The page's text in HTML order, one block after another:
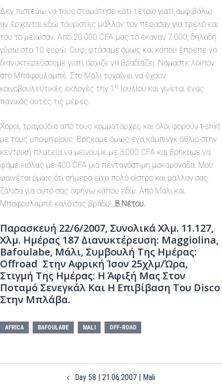
Δεν πιστεύω να τους σταμάτησε κάτι τέτοιο γιατί αμφιβάλω
αν έρχονται εδώ τουρίστες μάλλον τον πέρασαν για τρελό και
του το μείωσαν. Από 20.000 CFA μας το έκαναν 7.000, δηλαδή
γύρω στα 10 ευρώ. Ουφ, φτάσαμε όμως και κάπου έπρεπε να
διανυκτερεύσουμε γιατί άρχιζε να βραδιάζει. Νάμαστε λοιπόν
στο Μπάφουλαμπέ. Στο Μάλι τυχαίνει να έχουν
κοινοβουλευτικές εκλογές την 1 η Ιουλίου και γίνεται ένας
πανικός αυτές τις μέρες.
Χοροί, τραγούδια από τους κομματάρχες και όλοι φορούν t-shirt
με τους υποψηφίους. Βρήκαμε όμως ένα κάμπινγκ άθλιο στην
κεντρική πλατεία να μείνουμε με 3.000 CFA και βρήκαμε να
φάμε κιόλας με 400 CFA μια πεντανόστιμη μακαρονάδα. Μου
φαινέται όμως ότι σήμερα είχα πολύ οίστρο και μάλλον σας
ζάλισα για αυτό σας αφήνω κάπου εδώ. Από Μάλι και
Μπαφουλαμπέ καλό σας βράδυ!_ Β.Νέτου.
Παρασκευή 22/6/2007, Συνολικά Χλμ. 11.127,
Χλμ. Ημέρας 187 Διανυκτέρευση: Maggiolina,
Bafoulabe, Μάλι, Συμβουλή Της Ημέρας:
Offroad Στην Αφρική Ίσον 25χλμ/ώρα,
Στιγμή Της Ημέρας: Η Άφιξή Μας Στον
Ποταμό Σενεγκάλ Και Η Επιβίβαση Του Disco
Στην Μπλάβα.
AFRICA BAFOULABE MALI OFF-ROAD
Day 58 | 21.06.2007 | Mali